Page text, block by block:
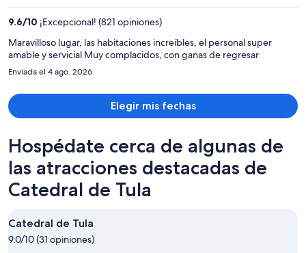
$665
por
9.6/10 ¡Excepcional! (821 opiniones)
Maravilloso lugar, las habitaciones increíbles, el personal super
amable y servicial Muy complacidos, con ganas de regresar
Enviada el 4 ago. 2026
Elegir mis fechas
Hospédate cerca de algunas de
las atracciones destacadas de
Catedral de Tula
Catedral de Tula
9.0/10 (31 opiniones)